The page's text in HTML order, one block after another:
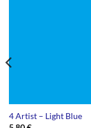
4 Artist – Light Blue